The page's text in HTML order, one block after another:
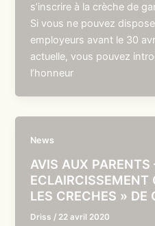
s’inscrire à la crèche de
Si vous ne pouvez
employeurs avant le 30
actuelle, vous pouvez
l’honneur
News
AVIS AUX PARENTS
ECLAIRCISSEMENT
LES CRECHES » DE
Driss / 22 avril 2020